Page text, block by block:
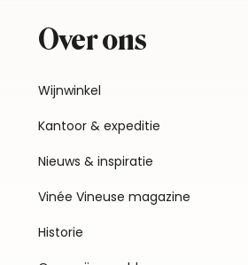
Over ons
Wijnwinkel
Kantoor & expeditie
Nieuws & inspiratie
Vinée Vineuse magazine
Historie